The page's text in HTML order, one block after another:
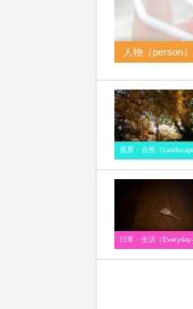
人物（person）
風景・自然（
日常・生活（Everyday-